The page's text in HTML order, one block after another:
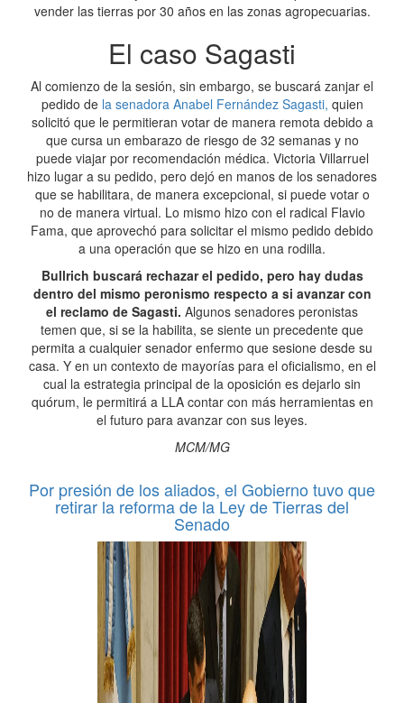
vender las tierras por 30 años en las zonas agropecuarias.
El caso Sagasti
Al comienzo de la sesión, sin embargo, se buscará zanjar el
pedido de la senadora Anabel Fernández Sagasti, quien
solicitó que le permitieran votar de manera remota debido a
que cursa un embarazo de riesgo de 32 semanas y no
puede viajar por recomendación médica. Victoria Villarruel
hizo lugar a su pedido, pero dejó en manos de los senadores
que se habilitara, de manera excepcional, si puede votar o
no de manera virtual. Lo mismo hizo con el radical Flavio
Fama, que aprovechó para solicitar el mismo pedido debido
a una operación que se hizo en una rodilla.
Bullrich buscará rechazar el pedido, pero hay dudas
dentro del mismo peronismo respecto a si avanzar con
el reclamo de Sagasti. Algunos senadores peronistas
temen que, si se la habilita, se siente un precedente que
permita a cualquier senador enfermo que sesione desde su
casa. Y en un contexto de mayorías para el oficialismo, en el
cual la estrategia principal de la oposición es dejarlo sin
quórum, le permitirá a LLA contar con más herramientas en
el futuro para avanzar con sus leyes.
MCM/MG
Por presión de los aliados, el Gobierno tuvo que
retirar la reforma de la Ley de Tierras del
Senado